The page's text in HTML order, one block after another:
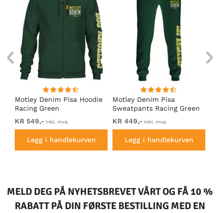
Motley Denim Pisa Hoodie
Racing Green
KR 549,- inkl. mva.
Legg i handlekurven
Motley Denim Pisa
Sweatpants Racing Green
KR 449,- inkl. mva.
Legg i handlekurven
MELD DEG PÅ NYHETSBREVET VÅRT OG FÅ 10 %
RABATT PÅ DIN FØRSTE BESTILLING MED EN